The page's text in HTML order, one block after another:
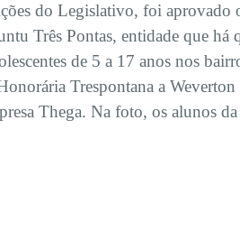
do Legislativo, foi aprovado
Três Pontas, entidade que há
de 5 a 17 anos nos
Trespontana a
Thega. Na foto, os alunos